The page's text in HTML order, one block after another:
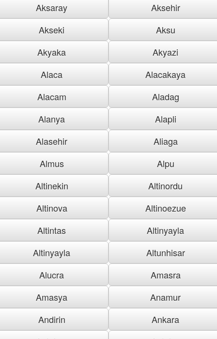
Aksaray
Aksehir
Akseki
Aksu
Akyaka
Akyazi
Alaca
Alacakaya
Alacam
Aladag
Alanya
Alapli
Alasehir
Aliaga
Almus
Alpu
Altinekin
Altinordu
Altinova
Altinoezue
Altintas
Altinyayla
Altinyayla
Altunhisar
Alucra
Amasra
Amasya
Anamur
Andirin
Ankara